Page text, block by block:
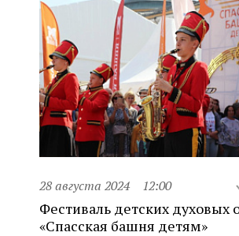
28 августа 2024 12:00
Фестиваль детских духовых
«Спасская башня детям»